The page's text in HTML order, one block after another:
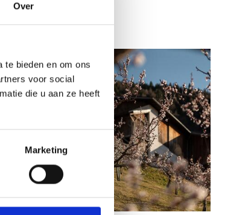
Over
te bieden en om ons
voor social
die u aan ze heeft
Marketing